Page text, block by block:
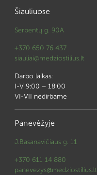
Šiauliuose
Serbentų g. 90A
+370 650 76 437
siauliai@medziostilius.lt
Darbo laikas:
I-V 9:00 – 18:00
VI-VII nedirbame
Panevėžyje
J.Basanavičiaus g. 11
+370 611 14 880
panevezys@medziostilius.lt